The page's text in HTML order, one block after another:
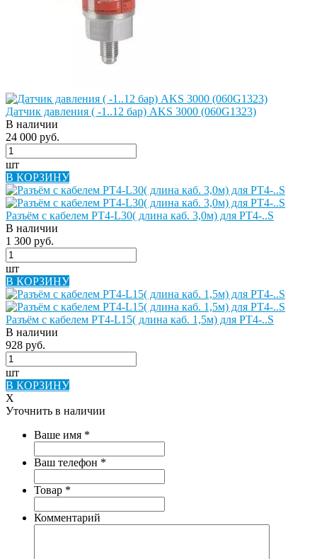
Датчик давления ( -1..12 бар) AKS 3000 (060G1323)
В наличии
24 000 руб.
шт
В КОРЗИНУ
Разъём с кабелем РТ4-L30( длина каб. 3,0м) для РТ4-..S
В наличии
1 300 руб.
шт
В КОРЗИНУ
Разъём с кабелем РТ4-L15( длина каб. 1,5м) для РТ4-..S
В наличии
928 руб.
шт
В КОРЗИНУ
X
Уточнить в наличии
Ваше имя *
Ваш телефон *
Товар *
Комментарий